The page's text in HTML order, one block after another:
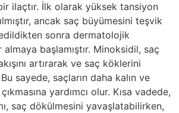
ilaçtır. İlk olarak yüksek tansiyon
ancak saç büyümesini teşvik
sonra dermatolojik
başlamıştır. Minoksidil, saç
artırarak ve saç köklerini
sayede, saçların daha kalın ve
yardımcı olur. Kısa vadede,
saç dökülmesini yavaşlatabilirken,